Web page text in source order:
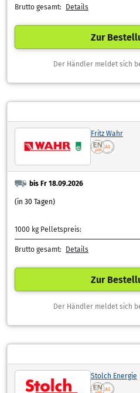
Brutto gesamt: Details
Zur
Der Händler meldet sich
Fritz Wahr
bis Fr 18.09.2026
(in 30 Tagen)
1000 kg Pelletspreis:
Brutto gesamt: Details
Zur
Der Händler meldet sich
Stolch Energie